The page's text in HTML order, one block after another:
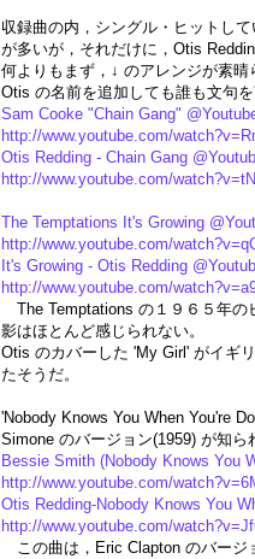
収録曲の内，シングル・ヒットし
が多いが，それだけに，Otis
何よりもまず，↓ のアレンジが素
Otis の名前を追加しても誰も文句
Sam Cooke "Chain Gang"
http://www.youtube.com/
Otis Redding - Chain Gang
http://www.youtube.com/
The Temptations It's Growing
http://www.youtube.com/
It's Growing - Otis Redding
http://www.youtube.com/
The Temptations の１９６５年の
影はほとんど感じられない。
Otis のカバーした 'My Girl' がイギ
たそうだ。
'Nobody Knows You When You're
Simone のバージョン(1959) が知
Bessie Smith (Nobody Knows You
http://www.youtube.com/
Otis Redding-Nobody Knows You
http://www.youtube.com/
この曲は，Eric Clapton のバージ